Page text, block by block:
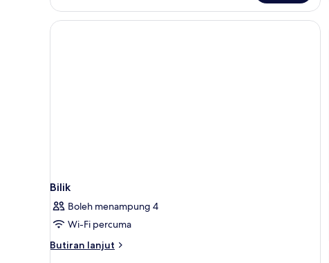
Double
Room
Bilik
Boleh menampung 4
Wi-Fi percuma
Butiran lanjut
Butiran